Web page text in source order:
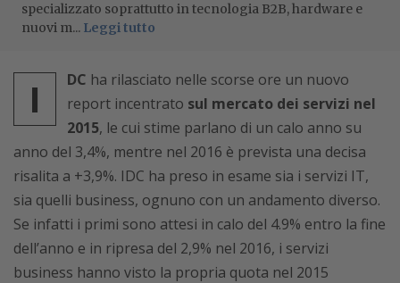
specializzato soprattutto in tecnologia B2B, hardware e
nuovi m... Leggi tutto
I DC ha rilasciato nelle scorse ore un nuovo
report incentrato sul mercato dei servizi nel
2015, le cui stime parlano di un calo anno su
anno del 3,4%, mentre nel 2016 è prevista una decisa
risalita a +3,9%. IDC ha preso in esame sia i servizi IT,
sia quelli business, ognuno con un andamento diverso.
Se infatti i primi sono attesi in calo del 4.9% entro la fine
dell’anno e in ripresa del 2,9% nel 2016, i servizi
business hanno visto la propria quota nel 2015